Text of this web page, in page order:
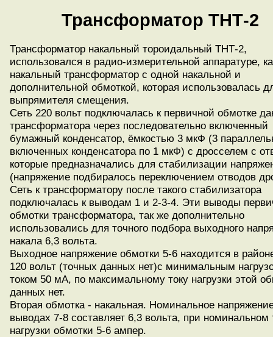
Трансформатор ТНТ-2
Трансформатор накальный тороидальный ТНТ-2,
использовался в радио-измерительной аппаратуре,
накальный трансформатор с одной накальной и
дополнительной обмоткой, которая использовалась
выпрямителя смещения.
Сеть 220 вольт подключалась к первичной обмотке
трансформатора через последовательно включенный
бумажный конденсатор, ёмкостью 3 мкФ (3
включенных конденсатора по 1 мкФ) с дросселем с
которые предназначались для стабилизации
(напряжение подбиралось переключением отводов
Сеть к трансформатору после такого стабилизатора
подключалась к выводам 1 и 2-3-4. Эти выводы
обмотки трансформатора, так же дополнительно
использовались для точного подбора выходного
накала 6,3 вольта.
Выходное напряжение обмотки 5-6 находится в
120 вольт (точных данных нет)с минимальным
током 50 мА, по максимальному току нагрузки этой
данных нет.
Вторая обмотка - накальная. Номинальное
выводах 7-8 составляет 6,3 вольта, при номинальном
нагрузки обмотки 5-6 ампер.